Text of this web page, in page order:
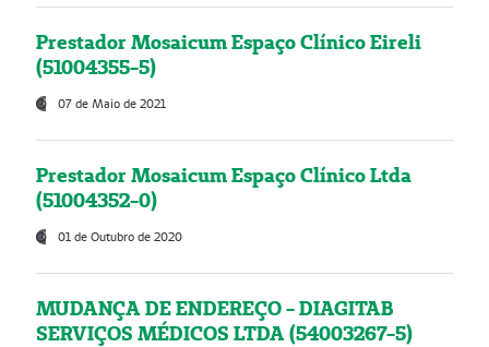
Prestador Mosaicum Espaço Clínico Eireli
(51004355-5)
07 de Maio de 2021
Prestador Mosaicum Espaço Clínico Ltda
(51004352-0)
01 de Outubro de 2020
MUDANÇA DE ENDEREÇO - DIAGITAB
SERVIÇOS MÉDICOS LTDA (54003267-5)